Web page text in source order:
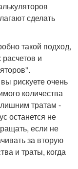
сделать
такой подход,
и
рискуете очень
количества
лишним тратам -
останется не
если не
за вторую
и траты, когда